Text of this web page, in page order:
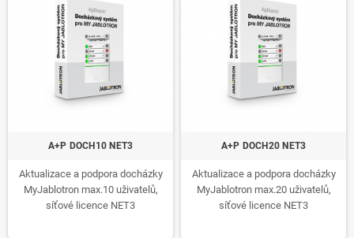
A+P DOCH10 NET3
Aktualizace a podpora docházky
MyJablotron max.10 uživatelů,
síťové licence NET3
A+P DOCH20 NET3
Aktualizace a podpora docházky
MyJablotron max.20 uživatelů,
síťové licence NET3